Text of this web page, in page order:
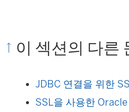
이 섹션의 다른
JDBC 연결을 위한
SSL을 사용한